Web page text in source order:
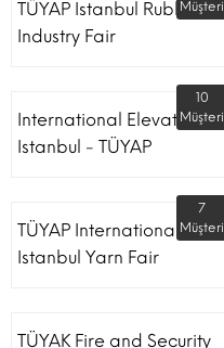
TÜYAP Istanbul Rubber
Industry Fair
Müşteri
International Elevator
Istanbul - TÜYAP
10
Müşteri
TÜYAP International
Istanbul Yarn Fair
7
Müşteri
TÜYAK Fire and Security